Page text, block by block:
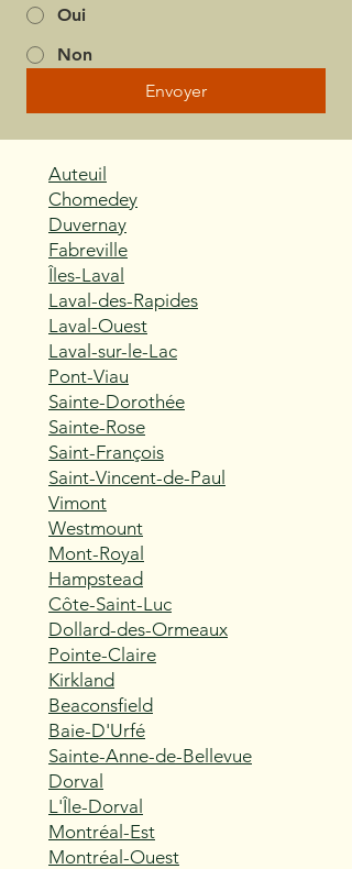
Oui
Non
Envoyer
Auteuil
Chomedey
Duvernay
Fabreville
Îles-Laval
Laval-des-Rapides
Laval-Ouest
Laval-sur-le-Lac
Pont-Viau
Sainte-Dorothée
Sainte-Rose
Saint-François
Saint-Vincent-de-Paul
Vimont
Westmount
Mont-Royal
Hampstead
Côte-Saint-Luc
Dollard-des-Ormeaux
Pointe-Claire
Kirkland
Beaconsfield
Baie-D'Urfé
Sainte-Anne-de-Bellevue
Dorval
L'Île-Dorval
Montréal-Est
Montréal-Ouest